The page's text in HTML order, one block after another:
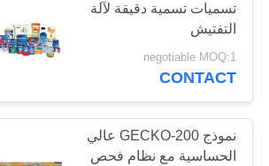
معدات التفتيش
الإلكتروني
21
تسميات تسمية دقيقة لآلة
التفتيش
negotiable MOQ:1
CONTACT
نموذج GECKO-200 عالي
الحساسية مع نظام فحص